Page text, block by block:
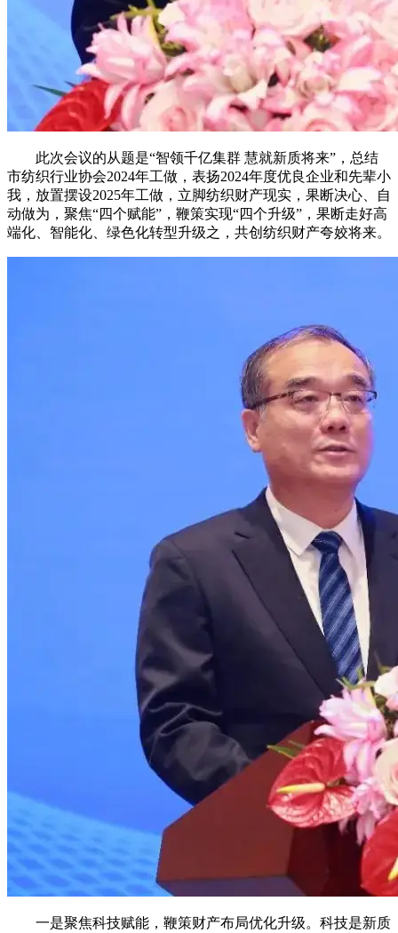
此次会议的从题是“智领千亿集群 慧就新质将来”，总结
市纺织行业协会2024年工做，表扬2024年度优良企业和先辈小
我，放置摆设2025年工做，立脚纺织财产现实，果断决心、自
动做为，聚焦“四个赋能”，鞭策实现“四个升级”，果断走好高
端化、智能化、绿色化转型升级之，共创纺织财产夸姣将来。
一是聚焦科技赋能，鞭策财产布局优化升级。科技是新质